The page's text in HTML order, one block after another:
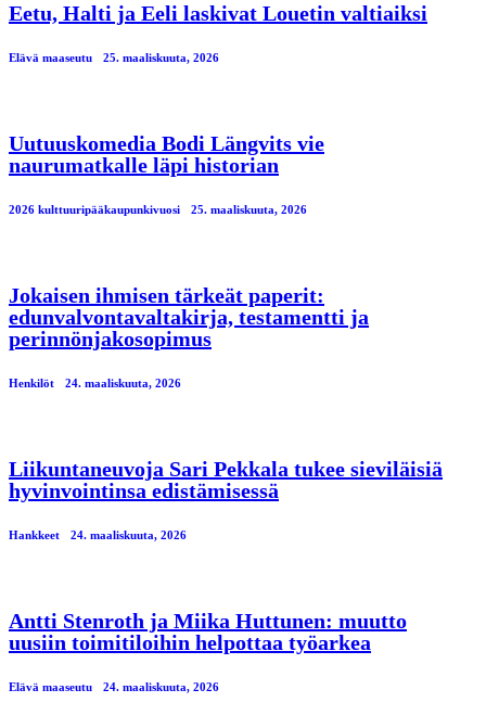
Eetu, Halti ja Eeli laskivat Louetin valtiaiksi
Elävä maaseutu 25. maaliskuuta, 2026
Uutuuskomedia Bodi Längvits vie
naurumatkalle läpi historian
2026 kulttuuripääkaupunkivuosi 25. maaliskuuta, 2026
Jokaisen ihmisen tärkeät paperit:
edunvalvontavaltakirja, testamentti ja
perinnönjakosopimus
Henkilöt 24. maaliskuuta, 2026
Liikuntaneuvoja Sari Pekkala tukee sieviläisiä
hyvinvointinsa edistämisessä
Hankkeet 24. maaliskuuta, 2026
Antti Stenroth ja Miika Huttunen: muutto
uusiin toimitiloihin helpottaa työarkea
Elävä maaseutu 24. maaliskuuta, 2026